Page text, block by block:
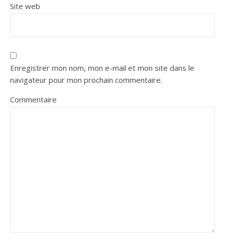
Site web
Enregistrer mon nom, mon e-mail et mon site dans le
navigateur pour mon prochain commentaire.
Commentaire